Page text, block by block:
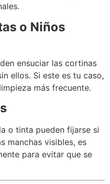
o Niños
ensuciar las cortinas
ellos. Si este es tu caso,
más frecuente.
o tinta pueden fijarse si
manchas visibles, es
para evitar que se